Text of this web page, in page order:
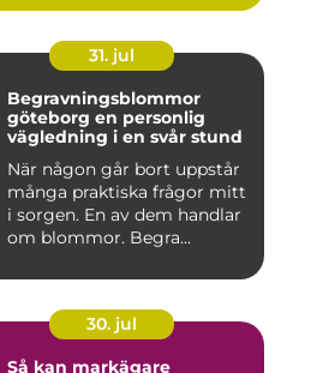
31. jul
Begravningsblommor
göteborg en personlig
vägledning i en svår stund
När någon går bort uppstår
många praktiska frågor mitt
i sorgen. En av dem handlar
om blommor. Begra...
30. jul
Så kan markägare